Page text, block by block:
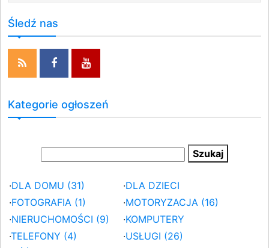
Śledź nas
Kategorie ogłoszeń
·DLA DOMU (31) ·DLA DZIECI
·FOTOGRAFIA (1) ·MOTORYZACJA (16)
·NIERUCHOMOŚCI (9) ·KOMPUTERY
·TELEFONY (4) ·USŁUGI (26)